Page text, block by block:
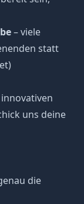
– viele
statt
uns deine
die